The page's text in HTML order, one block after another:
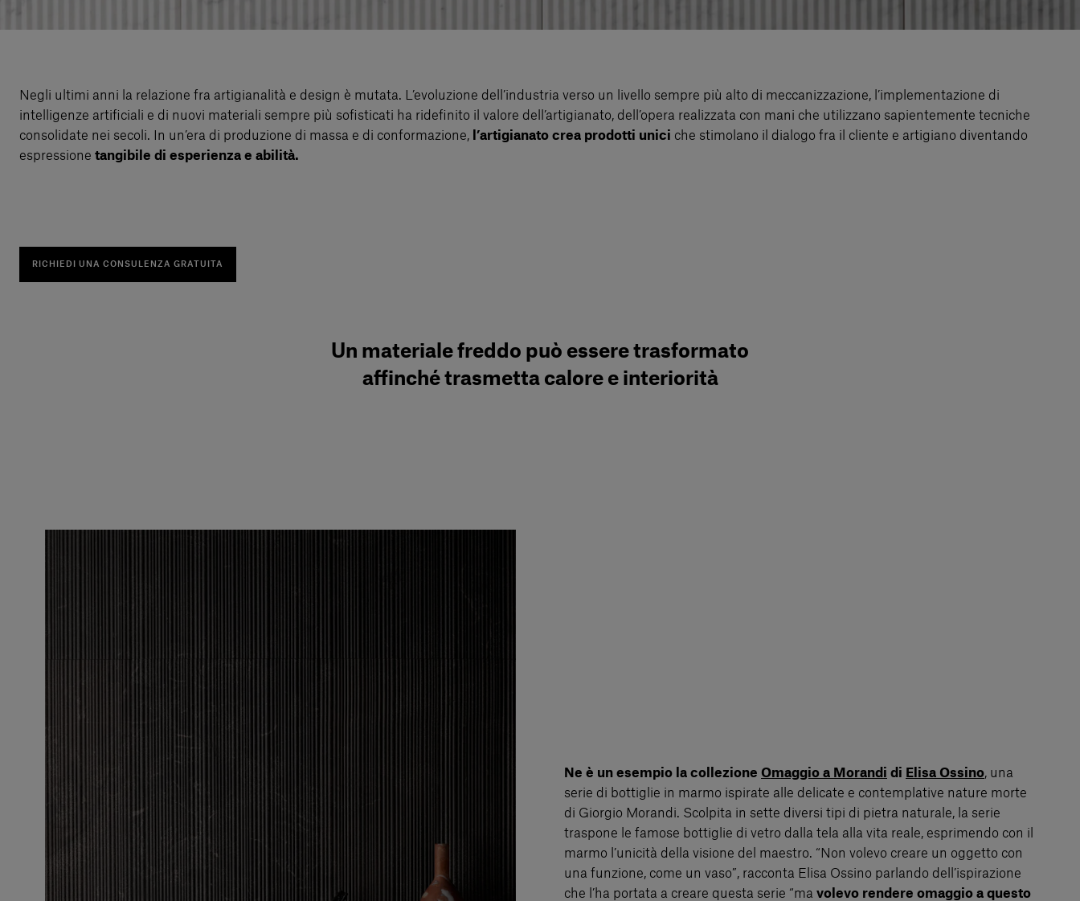
Un materiale freddo può essere trasformato
affinché trasmetta calore e interiorità
Negli ultimi anni la relazione fra artigianalità e design è mutata. L’evoluzione dell’industria verso un livello sempre più alto di meccanizzazione, l’implementazione di
intelligenze artificiali e di nuovi materiali sempre più sofisticati ha ridefinito il valore dell’artigianato, dell’opera realizzata con mani che utilizzano sapientemente tecniche
consolidate nei secoli. In un’era di produzione di massa e di conformazione, l’artigianato crea prodotti unici che stimolano il dialogo fra il cliente e artigiano diventando
espressione tangibile di esperienza e abilità.
RICHIEDI UNA CONSULENZA GRATUITA
Ne è un esempio la collezione Omaggio a Morandi di Elisa Ossino, una
serie di bottiglie in marmo ispirate alle delicate e contemplative nature morte
di Giorgio Morandi. Scolpita in sette diversi tipi di pietra naturale, la serie
traspone le famose bottiglie di vetro dalla tela alla vita reale, esprimendo con il
marmo l’unicità della visione del maestro. “Non volevo creare un oggetto con
una funzione, come un vaso”, racconta Elisa Ossino parlando dell’ispirazione
che l’ha portata a creare questa serie “ma volevo rendere omaggio a questo